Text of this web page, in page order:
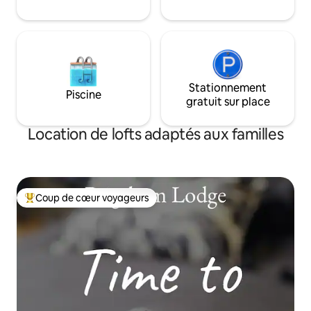
disponible
Piscine
Stationnement
gratuit sur place
Location de lofts adaptés aux familles
Coups de cœur voyageurs les plus appréciés
Coup de cœur voyageurs